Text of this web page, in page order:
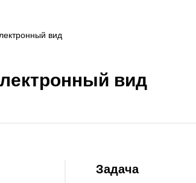
вид
вид
Задача